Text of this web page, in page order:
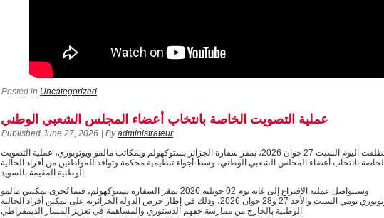
Posted in Uncategorized
عملية التصويت الخاصة بانتخاب أعضاء المجلس الشعبي الوطني
Published June 27, 2026 By administrateur
انطلقت اليوم السبت 27 جوان 2026، بمقر سفارة الجزائر بستوكهولم وبمكاتب مالمو ويوتوبوري، عملية التصويت
الخاصة بانتخاب أعضاء المجلس الشعبي الوطني، وسط أجواء تنظيمية محكمة وتوافد للمواطنين من أفراد الجالية
الوطنية المقيمة بالسويد.
وستتواصل عملية الاقتراع إلى غاية يوم 02 جويلية 2026 بمقر السفارة بستوكهولم، فيما تُجرى بمكتبي مالمو
ويوتوبوري يومي السبت والأحد 27 و28 جوان 2026، وذلك في إطار حرص الدولة الجزائرية على تمكين أفراد الجالية
الوطنية بالخارج من ممارسة حقهم الدستوري والمساهمة في تعزيز المسار الديمقراطي.